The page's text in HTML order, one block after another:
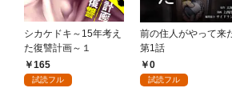
シカケドキ～15年考え
た復讐計画～１
165
試読フル
前の住人がやって来
第1話
0
試読フル